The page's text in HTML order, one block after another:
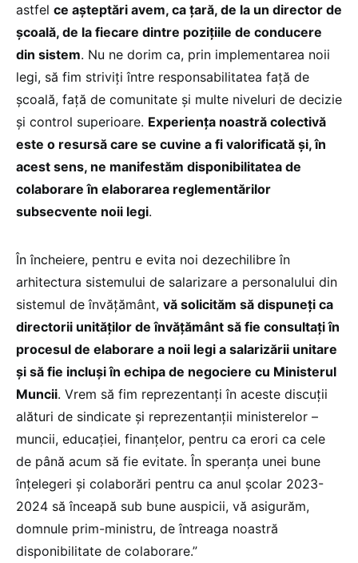
astfel ce așteptări avem, ca țară, de la un director de
școală, de la fiecare dintre pozițiile de conducere
din sistem. Nu ne dorim ca, prin implementarea noii
legi, să fim striviți între responsabilitatea față de
școală, față de comunitate și multe niveluri de decizie
și control superioare. Experiența noastră colectivă
este o resursă care se cuvine a fi valorificată și, în
acest sens, ne manifestăm disponibilitatea de
colaborare în elaborarea reglementărilor
subsecvente noii legi.
În încheiere, pentru e evita noi dezechilibre în
arhitectura sistemului de salarizare a personalului din
sistemul de învățământ, vă solicităm să dispuneți ca
directorii unităților de învățământ să fie consultați în
procesul de elaborare a noii legi a salarizării unitare
și să fie incluși în echipa de negociere cu Ministerul
Muncii. Vrem să fim reprezentanți în aceste discuții
alături de sindicate și reprezentanții ministerelor –
muncii, educației, finanțelor, pentru ca erori ca cele
de până acum să fie evitate. În speranța unei bune
înțelegeri și colaborări pentru ca anul școlar 2023-
2024 să înceapă sub bune auspicii, vă asigurăm,
domnule prim-ministru, de întreaga noastră
disponibilitate de colaborare.”